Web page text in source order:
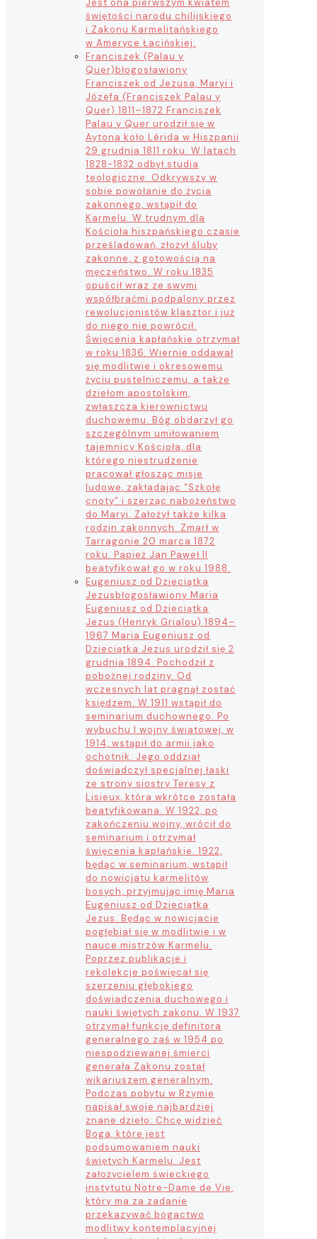
świętości narodu chilijskiego
i Zakonu Karmelitańskiego
w Ameryce Łacińskiej.
Franciszek (Palau y
Quer)błogosławiony
Franciszek od Jezusa, Maryi i
Józefa (Franciszek Palau y
Quer) 1811–1872 Franciszek
Palau y Quer urodził się w
Aytona koło Lérida w Hiszpanii
29 grudnia 1811 roku. W latach
1828-1832 odbył studia
teologiczne. Odkrywszy w
sobie powołanie do życia
zakonnego, wstąpił do
Karmelu. W trudnym dla
Kościoła hiszpańskiego czasie
prześladowań, złożył śluby
zakonne, z gotowością na
męczeństwo. W roku 1835
opuścił wraz ze swymi
współbraćmi podpalony przez
rewolucjonistów klasztor i już
do niego nie powrócił.
Święcenia kapłańskie otrzymał
w roku 1836. Wiernie oddawał
się modlitwie i okresowemu
życiu pustelniczemu, a także
dziełom apostolskim,
zwłaszcza kierownictwu
duchowemu. Bóg obdarzył go
szczególnym umiłowaniem
tajemnicy Kościoła, dla
którego niestrudzenie
pracował głosząc misje
ludowe, zakładając “Szkołę
cnoty” i szerząc nabożeństwo
do Maryi. Założył także kilka
rodzin zakonnych. Zmarł w
Tarragonie 20 marca 1872
roku. Papież Jan Paweł II
beatyfikował go w roku 1988.
Eugeniusz od Dzieciątka
Jezusbłogosławiony Maria
Eugeniusz od Dzieciątka
Jezus (Henryk Grialou) 1894–
1967 Maria Eugeniusz od
Dzieciątka Jezus urodził się 2
grudnia 1894. Pochodził z
pobożnej rodziny. Od
wczesnych lat pragnął zostać
księdzem. W 1911 wstąpił do
seminarium duchownego. Po
wybuchu I wojny światowej, w
1914, wstąpił do armii jako
ochotnik. Jego oddział
doświadczył specjalnej łaski
ze strony siostry Teresy z
Lisieux, która wkrótce została
beatyfikowana. W 1922, po
zakończeniu wojny, wrócił do
seminarium i otrzymał
święcenia kapłańskie. 1922,
będąc w seminarium, wstąpił
do nowicjatu karmelitów
bosych, przyjmując imię Maria
Eugeniusz od Dzieciątka
Jezus. Będąc w nowicjacie
pogłębiał się w modlitwie i w
nauce mistrzów Karmelu.
Poprzez publikacje i
rekolekcje poświęcał się
szerzeniu głębokiego
doświadczenia duchowego i
nauki świętych zakonu. W 1937
otrzymał funkcję definitora
generalnego zaś w 1954 po
niespodziewanej śmierci
generała Zakonu został
wikariuszem generalnym.
Podczas pobytu w Rzymie
napisał swoje najbardziej
znane dzieło: Chcę widzieć
Boga, które jest
podsumowaniem nauki
świętych Karmelu. Jest
założycielem świeckiego
instytutu Notre-Dame de Vie,
który ma za zadanie
przekazywać bogactwo
modlitwy kontemplacyjnej